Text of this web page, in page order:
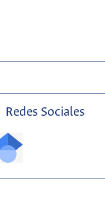
Redes Sociales